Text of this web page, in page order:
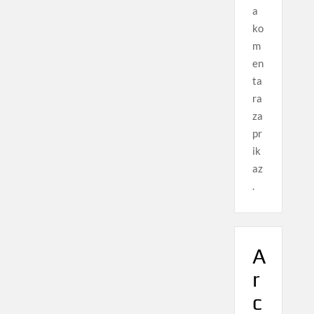
a
ko
m
en
ta
ra
za
pr
ik
az
.
A
r
c